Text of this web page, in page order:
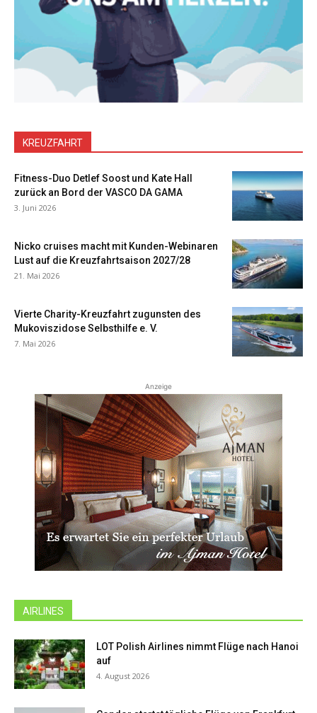
KREUZFAHRT
Fitness-Duo Detlef Soost und Kate Hall
zurück an Bord der VASCO DA GAMA
3. Juni 2026
Nicko cruises macht mit Kunden-Webinaren
Lust auf die Kreuzfahrtsaison 2027/28
21. Mai 2026
Vierte Charity-Kreuzfahrt zugunsten des
Mukoviszidose Selbsthilfe e. V.
7. Mai 2026
Anzeige
AIRLINES
LOT Polish Airlines nimmt Flüge nach Hanoi
auf
4. August 2026